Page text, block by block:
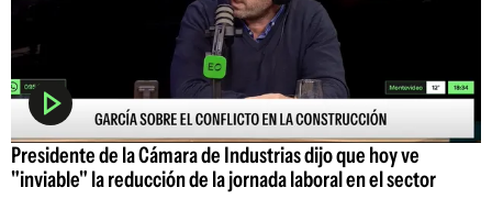
Presidente de la Cámara de Industrias dijo que hoy ve
"inviable" la reducción de la jornada laboral en el sector